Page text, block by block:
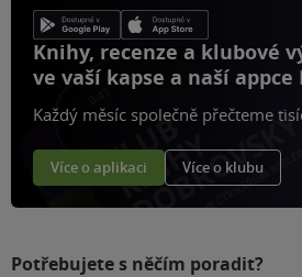
Knihy, recenze a klubové
ve vaší kapse a naší appce
Každý měsíc společně přečteme
Více o aplikaci Více o klubu
Potřebujete s něčím poradit?